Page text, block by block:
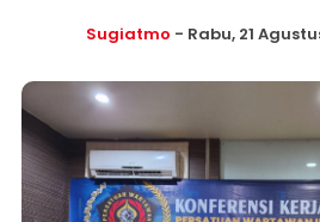
Sugiatmo - Rabu, 21